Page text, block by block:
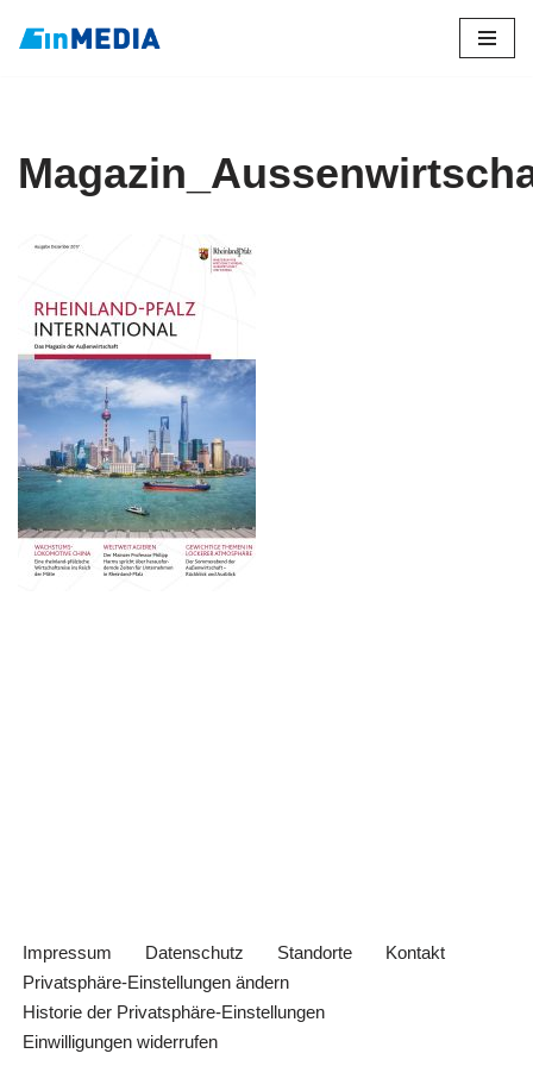
Impressum Datenschutz Standorte
Kontakt
Privatsphäre-Einstellungen ändern
Historie der Privatsphäre-Einstellungen
Einwilligungen widerrufen